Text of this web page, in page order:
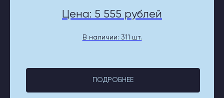
Цена: 5 555 рублей
В наличии: 311 шт.
ПОДРОБНЕЕ